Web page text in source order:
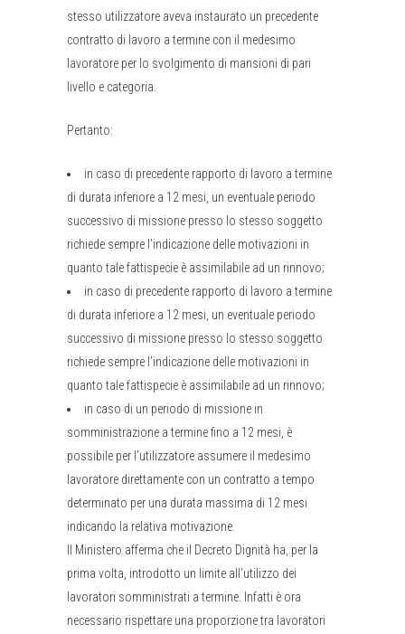
stesso utilizzatore aveva instaurato un precedente
contratto di lavoro a termine con il medesimo
lavoratore per lo svolgimento di mansioni di pari
livello e categoria.
Pertanto:
in caso di precedente rapporto di lavoro a termine
di durata inferiore a 12 mesi, un eventuale periodo
successivo di missione presso lo stesso soggetto
richiede sempre l’indicazione delle motivazioni in
quanto tale fattispecie è assimilabile ad un rinnovo;
in caso di precedente rapporto di lavoro a termine
di durata inferiore a 12 mesi, un eventuale periodo
successivo di missione presso lo stesso soggetto
richiede sempre l’indicazione delle motivazioni in
quanto tale fattispecie è assimilabile ad un rinnovo;
in caso di un periodo di missione in
somministrazione a termine fino a 12 mesi, è
possibile per l’utilizzatore assumere il medesimo
lavoratore direttamente con un contratto a tempo
determinato per una durata massima di 12 mesi
indicando la relativa motivazione.
Il Ministero afferma che il Decreto Dignità ha, per la
prima volta, introdotto un limite all’utilizzo dei
lavoratori somministrati a termine. Infatti è ora
necessario rispettare una proporzione tra lavoratori